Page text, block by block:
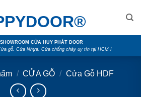
CỬA HUY PHÁT DOOR
gỗ, Cửa Nhựa, Cửa chống cháy uy tín tại HCM !
/ CỬA GỖ / Cửa Gỗ HDF